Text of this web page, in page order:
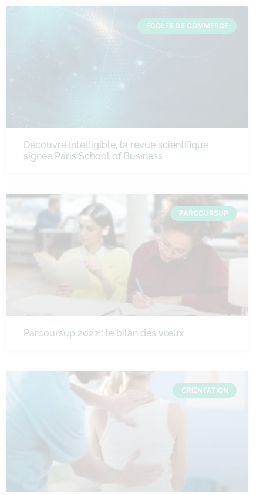
ÉCOLES DE COMMERCE
Découvre Intelligible, la revue scientifique
signée Paris School of Business
PARCOURSUP
Parcoursup 2022 : le bilan des vœux
ORIENTATION